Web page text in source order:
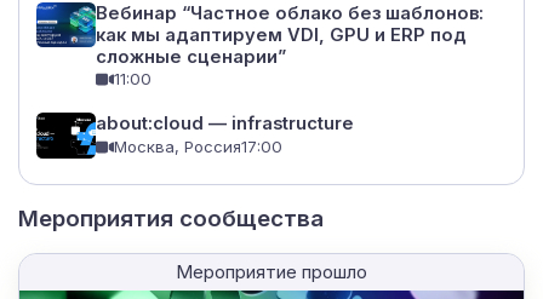
Вебинар “Частное облако без шаблонов:
как мы адаптируем VDI, GPU и ERP под
сложные сценарии”
11:00
about:cloud — infrastructure
Москва, Россия17:00
Мероприятия сообщества
Мероприятие прошло